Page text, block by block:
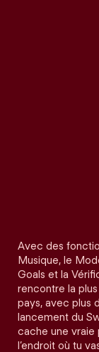
Avec des
Musique, le
Goals et la
rencontre la
pays, avec plus
lancement du
cache une vraie
l’endroit où tu